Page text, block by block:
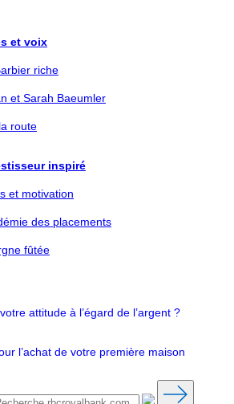
et voix
riche
et Sarah Baeumler
route
inspiré
et motivation
des placements
fûtée
attitude à l’égard de l’argent ?
l’achat de votre première maison